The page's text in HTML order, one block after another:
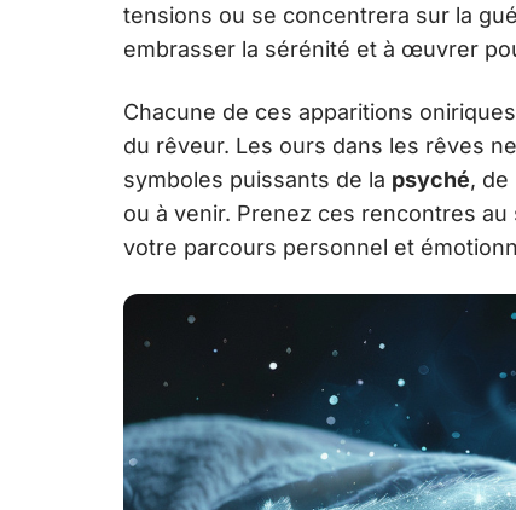
tensions ou se concentrera sur la
embrasser la sérénité et à œuvrer
Chacune de ces apparitions
du rêveur. Les ours dans les rêves
symboles puissants de la psyché, de
ou à venir. Prenez ces rencontres
votre parcours personnel et